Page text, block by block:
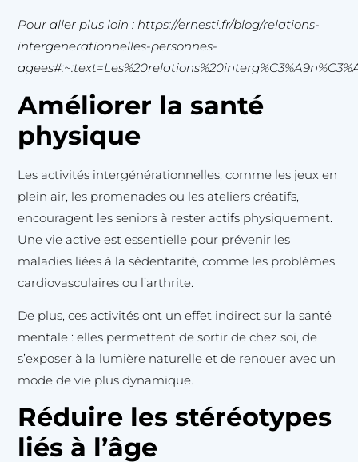
Pour aller plus loin : https://ernesti.fr/blog/relations-
intergenerationnelles-personnes-
Améliorer la santé
physique
Les activités intergénérationnelles, comme les jeux en
plein air, les promenades ou les ateliers créatifs,
encouragent les seniors à rester actifs physiquement.
Une vie active est essentielle pour prévenir les
maladies liées à la sédentarité, comme les problèmes
cardiovasculaires ou l’arthrite.
De plus, ces activités ont un effet indirect sur la santé
mentale : elles permettent de sortir de chez soi, de
s’exposer à la lumière naturelle et de renouer avec un
mode de vie plus dynamique.
Réduire les stéréotypes
liés à l’âge